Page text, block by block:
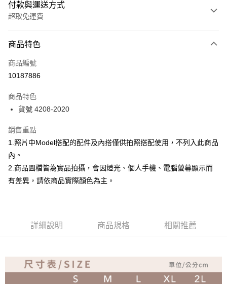
付款與運送方式
超取免運費
信用卡一次付款
超商取貨付款
ATM付款
運送方式
全家取貨付款
付款後全家取貨
免運費
商品特色
商品編號
10187886
商品特色
貨號 4208-2020
銷售重點
1.照片中Model搭配的配件及內搭僅供拍照搭配使用，不列入此商品
內。
2.商品圖檔皆為實品拍攝，會因燈光、個人手機、電腦螢幕顯示而
有差異，請依商品實際顏色為主。
詳細說明 商品規格 相關推薦